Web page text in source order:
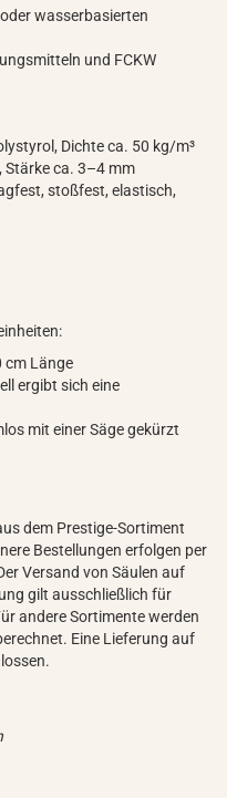
wasserbasierten
und FCKW
Dichte ca. 50 kg/m³
ca. 3–4 mm
stoßfest, elastisch,
cm Länge
ergibt sich eine
mit einer Säge gekürzt
dem Prestige-Sortiment
Bestellungen erfolgen per
Versand von Säulen auf
gilt ausschließlich für
andere Sortimente werden
Eine Lieferung auf